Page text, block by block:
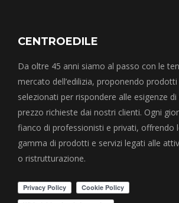
CENTROEDILE
Da oltre 45 anni siamo al passo con le
mercato dell’edilizia, proponendo
selezionati per rispondere alle esigenze
prezzo richieste dai nostri clienti. Ogni
fianco di professionisti e privati, offrendo
gamma di prodotti e servizi legati alle
o ristrutturazione.